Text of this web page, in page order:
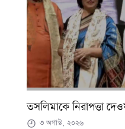
তসলিমাকে নিরাপত্তা
৩ অগাস্ট, ২০২৬